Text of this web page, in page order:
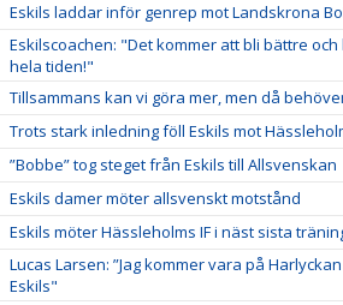
Eskils laddar inför genrep mot Landskrona
Eskilscoachen: "Det kommer att bli bättre
hela tiden!"
Tillsammans kan vi göra mer, men då
Trots stark inledning föll Eskils mot
”Bobbe” tog steget från Eskils till Allsvenskan
Eskils damer möter allsvenskt motstånd
Eskils möter Hässleholms IF i näst sista
Lucas Larsen: ”Jag kommer vara på
Eskils"